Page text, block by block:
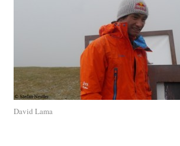
David Lama